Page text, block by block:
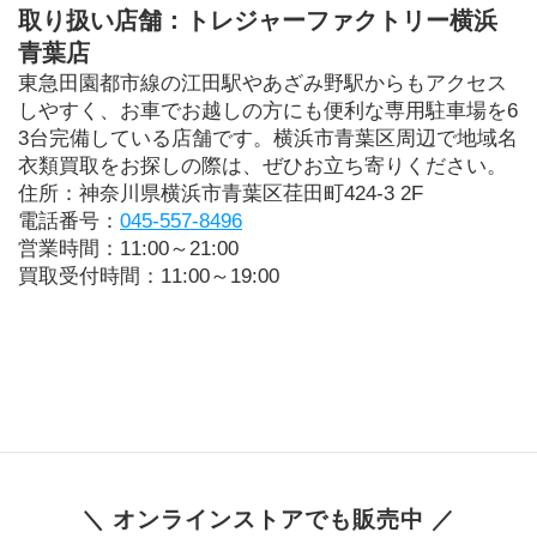
取り扱い店舗：トレジャーファクトリー横浜
青葉店
東急田園都市線の江田駅やあざみ野駅からもアクセス
しやすく、お車でお越しの方にも便利な専用駐車場を6
3台完備している店舗です。横浜市青葉区周辺で地域名
衣類買取をお探しの際は、ぜひお立ち寄りください。
住所：神奈川県横浜市青葉区荏田町424-3 2F
電話番号： 045-557-8496
営業時間：11:00～21:00
買取受付時間：11:00～19:00
＼ オンラインストアでも販売中 ／